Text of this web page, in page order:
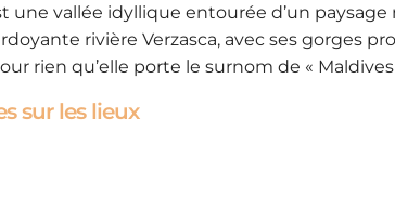
une vallée idyllique entourée d’un
rivière Verzasca, avec ses gorges
rien qu’elle porte le surnom de «
sur les lieux